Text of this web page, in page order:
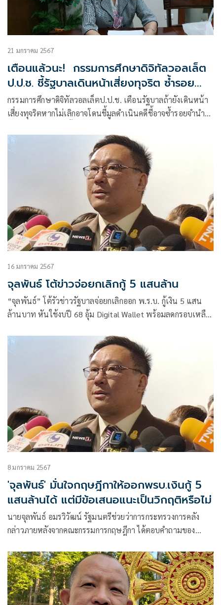
21 มกราคม 2567
เตือนแล้วนะ! กรรมการศึกษาดิจิทัลวอลเล็ต
ป.ป.ช. ชี้รัฐบาลเดินหน้าเสี่ยงทุจริต ซ้ำรอย
จำนำข้าว
กรรมการศึกษาดิจิทัลวอลเล็ตป.ป.ช. เตือนรัฐบาลถ้ายังเดินหน้า
เสี่ยงทุจริตหากไม่เลิกอาจโดนชี้มูลดำเนินคดีชี้อาจซ้ำรอยจำนำ
ขั้นต้องออกกฎหมายกู้เงินห้าแสนล้านบาท
16 มกราคม 2567
จุลพันธ์ โต้ข่าวจ่อยกเลิกกู้ 5 แสนล้าน
“จุลพันธ์” โต้รัวข่าวรัฐบาลจ่อยกเลิกออก พ.ร.บ. กู้เงิน 5 แสน
ล้านบาท หันใช้งบปี 68 อุ้ม Digital Wallet พร้อมลดกรอบเหลือ
ภายในสัปดาห์นี้
8 มกราคม 2567
'จุลพันธ์' มั่นใจกฤษฎีกาให้ออกพรบ.เงินกู้ 5
แสนล้านได้ แต่มีข้อเสนอแนะเป็นวิกฤติหรือไม่
นายจุลพันธ์ อมรวิวัฒน์ รัฐมนตรีช่วยว่าการกระทรวงการคลัง
กล่าวภายหลังจากคณะกรรมการกฤษฎีกา ได้ตอบคำถามของ
500,000 ล้านบาทได้ แต่มีข้อสังเกต และข้อเสนอแนะมาด้วย